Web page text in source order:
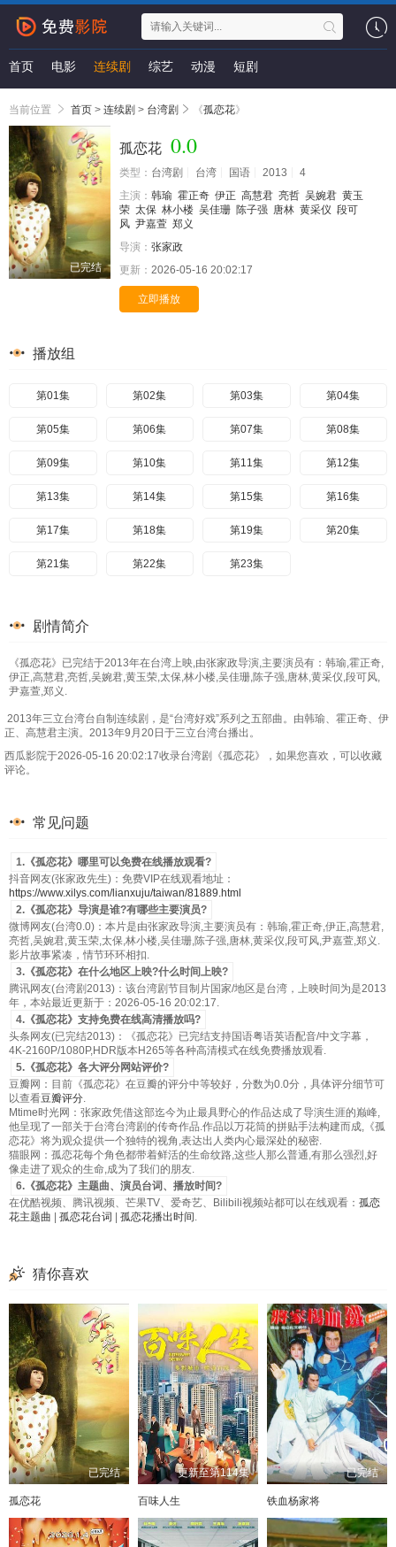
首页 电影 连续剧 综艺 动漫 短剧
当前位置 首页 > 连续剧 > 台湾剧 《孤恋花》
已完结
孤恋花 0.0
类型： 台湾剧 台湾 国语 2013
4
主演： 韩瑜 霍正奇 伊正 高慧君 亮哲 吴婉君 黄玉
荣 太保 林小楼 吴佳珊 陈子强 唐林 黄采仪 段可
风 尹嘉萱 郑义
导演： 张家政
更新： 2026-05-16 20:02:17
立即播放
播放组
第01集 第02集 第03集 第04集
第05集 第06集 第07集 第08集
第09集 第10集 第11集 第12集
第13集 第14集 第15集 第16集
第17集 第18集 第19集 第20集
第21集 第22集 第23集
剧情简介
《孤恋花》已完结于2013年在台湾上映,由张家政导演,主要演员有：韩瑜,霍正奇,
伊正,高慧君,亮哲,吴婉君,黄玉荣,太保,林小楼,吴佳珊,陈子强,唐林,黄采仪,段可风,
尹嘉萱,郑义.
2013年三立台湾台自制连续剧，是“台湾好戏”系列之五部曲。由韩瑜、霍正奇、伊
正、高慧君主演。2013年9月20日于三立台湾台播出。
西瓜影院于2026-05-16 20:02:17收录台湾剧《孤恋花》，如果您喜欢，可以收藏
评论。
常见问题
1.《孤恋花》哪里可以免费在线播放观看?
抖音网友(张家政先生)：免费VIP在线观看地址：
https://www.xilys.com/lianxuju/taiwan/81889.html
2.《孤恋花》导演是谁?有哪些主要演员?
微博网友(台湾0.0)：本片是由张家政导演,主要演员有：韩瑜,霍正奇,伊正,高慧君,
亮哲,吴婉君,黄玉荣,太保,林小楼,吴佳珊,陈子强,唐林,黄采仪,段可风,尹嘉萱,郑义.
影片故事紧凑，情节环环相扣.
3.《孤恋花》在什么地区上映?什么时间上映?
腾讯网友(台湾剧2013)：该台湾剧节目制片国家/地区是台湾，上映时间为是2013
年，本站最近更新于：2026-05-16 20:02:17.
4.《孤恋花》支持免费在线高清播放吗?
头条网友(已完结2013)：《孤恋花》已完结支持国语粤语英语配音/中文字幕，
4K-2160P/1080P,HDR版本H265等各种高清模式在线免费播放观看.
5.《孤恋花》各大评分网站评价?
豆瓣网：目前《孤恋花》在豆瓣的评分中等较好，分数为0.0分，具体评分细节可
以查看豆瓣评分.
Mtime时光网：张家政凭借这部迄今为止最具野心的作品达成了导演生涯的巅峰,
他呈现了一部关于台湾台湾剧的传奇作品.作品以万花筒的拼贴手法构建而成,《孤
恋花》将为观众提供一个独特的视角,表达出人类内心最深处的秘密.
猫眼网：孤恋花每个角色都带着鲜活的生命纹路,这些人那么普通,有那么强烈,好
像走进了观众的生命,成为了我们的朋友.
6.《孤恋花》主题曲、演员台词、播放时间?
在优酷视频、腾讯视频、芒果TV、爱奇艺、Bilibili视频站都可以在线观看： 孤恋
花主题曲
孤恋花台词 孤恋花播出时间 .
猜你喜欢
已完结
孤恋花
更新至第114集
百味人生
已完结
铁血杨家将